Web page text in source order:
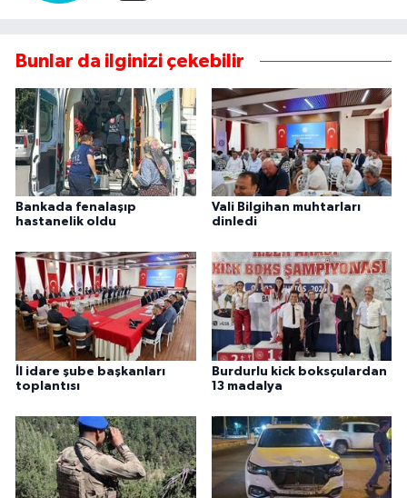
Bunlar da ilginizi çekebilir
Bankada fenalaşıp
hastanelik oldu
Vali Bilgihan muhtarları
dinledi
İl idare şube başkanları
toplantısı
Burdurlu kick boksçulardan
13 madalya